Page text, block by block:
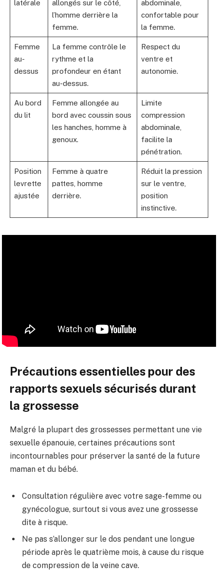
latérale
allongés sur le côté,
l’homme derrière la
femme.
abdominale,
confortable pour
la femme.
Femme
au-
dessus
La femme contrôle le
rythme et la
profondeur en étant
au-dessus.
Respect du
ventre et
autonomie.
Au bord
du lit
Femme allongée au
bord avec coussin sous
les hanches, homme à
genoux.
Limite
compression
abdominale,
facilite la
pénétration.
Position
levrette
ajustée
Femme à quatre
pattes, homme
derrière.
Réduit la pression
sur le ventre,
position
instinctive.
Précautions essentielles pour des
rapports sexuels sécurisés durant
la grossesse
Malgré la plupart des grossesses permettant une vie
sexuelle épanouie, certaines précautions sont
incontournables pour préserver la santé de la future
maman et du bébé.
Consultation régulière avec votre sage-femme ou
gynécologue, surtout si vous avez une grossesse
dite à risque.
Ne pas s’allonger sur le dos pendant une longue
période après le quatrième mois, à cause du risque
de compression de la veine cave.